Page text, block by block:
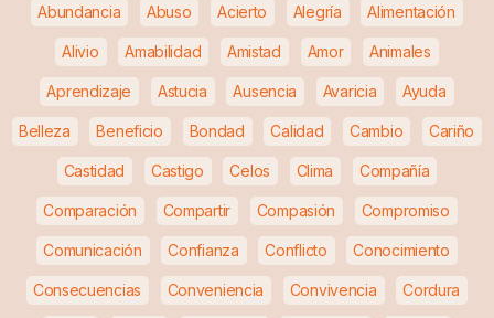
Abundancia Abuso Acierto Alegría Alimentación
Alivio Amabilidad Amistad Amor Animales
Aprendizaje Astucia Ausencia Avaricia Ayuda
Belleza Beneficio Bondad Calidad Cambio Cariño
Castidad Castigo Celos Clima Compañía
Comparación Compartir Compasión Compromiso
Comunicación Confianza Conflicto Conocimiento
Consecuencias Conveniencia Convivencia Cordura